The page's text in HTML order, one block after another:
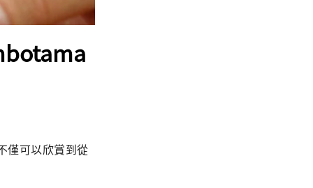
僅可以欣賞到從